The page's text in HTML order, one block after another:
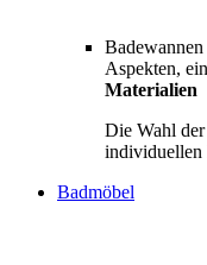
Aspekten,
Materialien
Die Wahl
individuellen
Badmöbel